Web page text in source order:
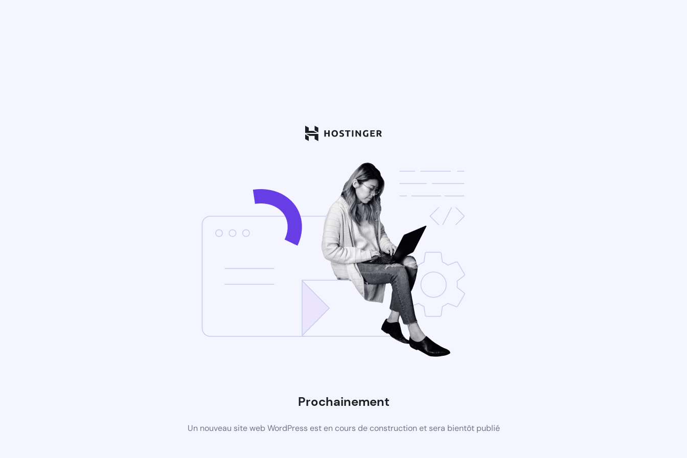
Prochainement
Un nouveau site web WordPress est en cours de construction et sera bientôt publié